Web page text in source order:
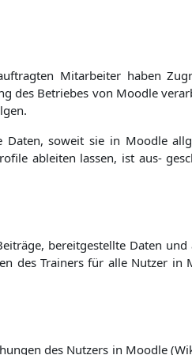
Mitarbeiter haben
des Betriebes von Moodle
soweit sie in Moodle
ableiten lassen, ist aus-
bereitgestellte Daten
des Trainers für alle Nutzer in
des Nutzers in Moodle